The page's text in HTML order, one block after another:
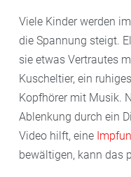
Viele Kinder werden
die Spannung steigt.
sie etwas Vertrautes
Kuscheltier, ein
Kopfhörer mit Musik.
Ablenkung durch ein
Video hilft, eine
bewältigen, kann das